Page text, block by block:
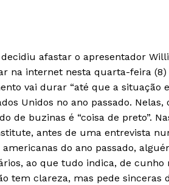
decidiu afastar o apresentador
na internet nesta quarta-feira
vai durar “até que a situação
Unidos no ano passado.
de buzinas é “coisa de preto”.
antes de uma entrevista
americanas do ano passado,
ao que tudo indica, de
tem clareza, mas pede sinceras